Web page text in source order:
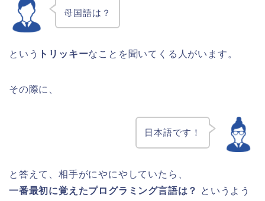
母国語は？
という トリッキーなことを聞いてくる人がいます。
その際に、
日本語です！
と答えて、相手がにやにやしていたら、
一番最初に覚えたプログラミング言語は？
というよう